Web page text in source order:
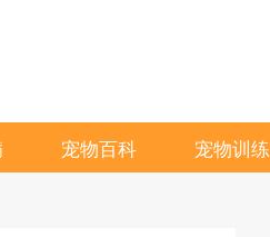
宠物百科 宠物训练